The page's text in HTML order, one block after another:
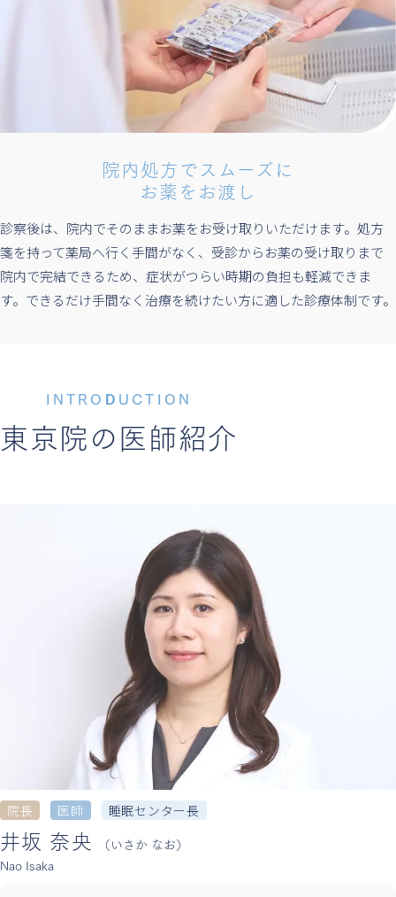
院内処方でスムーズに
お薬をお渡し
診察後は、院内でそのままお薬をお受け取りいただけます。処方
箋を持って薬局へ行く手間がなく、受診からお薬の受け取りまで
院内で完結できるため、症状がつらい時期の負担も軽減できま
す。できるだけ手間なく治療を続けたい方に適した診療体制です。
INTRODUCTION
東京院の医師紹介
院長 医師 睡眠センター長
井坂 奈央
（いさか なお）
Nao Isaka